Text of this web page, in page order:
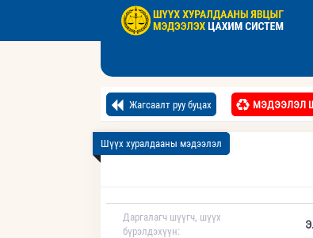
Жагсаалт руу буцах МЭДЭЭЛЭЛ
Шүүх хуралдааны мэдээлэл
Даргалагч шүүгч, шүүх
бүрэлдэхүүн: